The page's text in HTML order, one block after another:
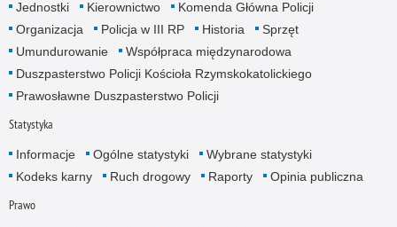
Jednostki Kierownictwo
Komenda Główna Policji
Organizacja
Policja w III RP Historia
Sprzęt
Umundurowanie
Współpraca międzynarodowa
Duszpasterstwo Policji Kościoła Rzymskokatolickiego
Prawosławne Duszpasterstwo Policji
Statystyka
Informacje Ogólne statystyki
Wybrane statystyki
Kodeks karny
Ruch drogowy Raporty Opinia publiczna
Prawo